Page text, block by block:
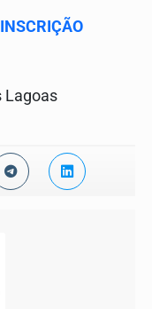
Lagoas